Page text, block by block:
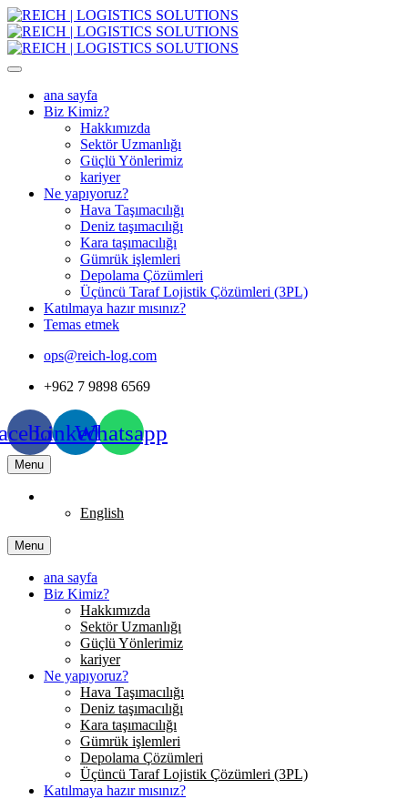
ana sayfa
Biz Kimiz?
Hakkımızda
Sektör Uzmanlığı
Güçlü Yönlerimiz
kariyer
Ne yapıyoruz?
Hava Taşımacılığı
Deniz taşımacılığı
Kara taşımacılığı
Gümrük işlemleri
Depolama Çözümleri
Üçüncü Taraf Lojistik Çözümleri (3PL)
Katılmaya hazır mısınız?
Temas etmek
ops@reich-log.com
+962 7 9898 6569
LinkedinWhatsapp
Menu
English
Menu
ana sayfa
Biz Kimiz?
Hakkımızda
Sektör Uzmanlığı
Güçlü Yönlerimiz
kariyer
Ne yapıyoruz?
Hava Taşımacılığı
Deniz taşımacılığı
Kara taşımacılığı
Gümrük işlemleri
Depolama Çözümleri
Üçüncü Taraf Lojistik Çözümleri (3PL)
Katılmaya hazır mısınız?